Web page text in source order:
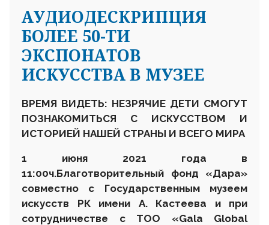
АУДИОДЕСКРИПЦИЯ
БОЛЕЕ 50-ТИ
ЭКСПОНАТОВ
ИСКУССТВА В МУЗЕЕ
ВРЕМЯ ВИДЕТЬ: НЕЗРЯЧИЕ ДЕТИ СМОГУТ
ПОЗНАКОМИТЬСЯ С ИСКУССТВОМ И
ИСТОРИЕЙ НАШЕЙ СТРАНЫ И ВСЕГО МИРА
1 июня 2021 года в
11:00ч.Благотворительный фонд «Дара»
совместно с Государственным музеем
искусств РК имени А. Кастеева и при
сотрудничестве с ТОО «Gala Global